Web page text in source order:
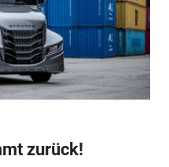
zurück!